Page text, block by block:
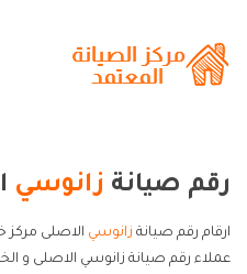
رقم صيانة زانوسي
ارقام رقم صيانة زانوسي الاصلى مركز
عملاء رقم صيانة زانوسي الاصلى و